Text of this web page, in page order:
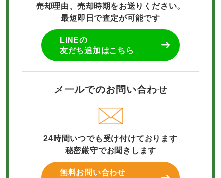
売却理由、売却時期をお送りください。
最短即日で査定が可能です
LINEの
友だち追加はこちら
メールでのお問い合わせ
24時間いつでも受け付けております
秘密厳守でお聞きします
無料お問い合わせ